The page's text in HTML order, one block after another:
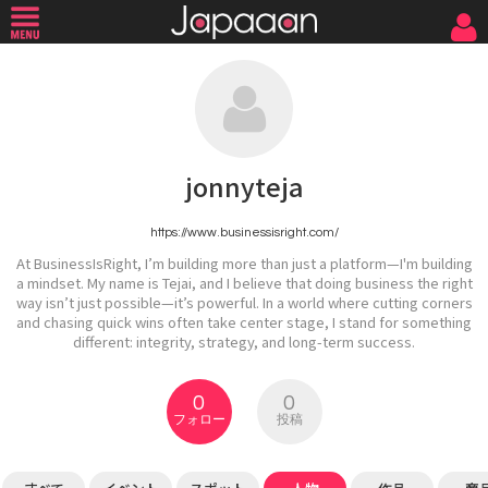
jonnyteja
https://www.businessisright.com/
At BusinessIsRight, I’m building more than just a platform—I'm building
a mindset. My name is Tejai, and I believe that doing business the right
way isn’t just possible—it’s powerful. In a world where cutting corners
and chasing quick wins often take center stage, I stand for something
different: integrity, strategy, and long-term success.
0
フォロー
0
投稿